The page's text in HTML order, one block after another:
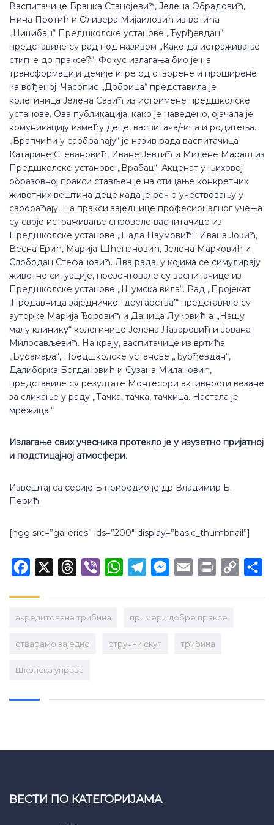
Васпитачице Бранка Станојевић, Јелена Обрадовић,
Нина Протић и Оливера Мијаиловић из вртића
„Цицибан“ Предшколске установе „Ђурђевдан“
представиле су рад под називом „Како да истраживање
стигне до праксе?“. Фокус излагања био је на
трансформацији дечије игре од отворене и проширене
ка вођеној. Часопис „Добрица“ представила је
колегиница Јелена Савић из истоимене предшколске
установе. Ова публикација, како је наведено, ојачала је
комуникацију између деце, васпитача/-ица и родитеља.
„Врапчићи у саобраћају“ је назив рада васпитачица
Катарине Стевановић, Иване Јевтић и Милене Мараш из
Предшколске установе „Врабац“. Акценат у њиховој
образовној пракси стављен је на стицање конкретних
животних вештина деце када је реч о учествовању у
саобраћају. На пракси заједнице професионалног учења
су своје истраживање спровеле васпитачице из
Предшколске установе „Нада Наумовић“: Ивана Јокић,
Весна Ерић, Марија Шћепановић, Јелена Марковић и
Слободан Стефановић. Два рада, у којима се симулирају
животне ситуације, презентовале су васпитачице из
Предшколске установе „Шумска вила“. Рад „Пројекат
,Продавница заједничког другарства’“ представиле су
ауторке Марија Ђоровић и Даница Луковић а „Нашу
малу клинику“ колегинице Јелена Лазаревић и Јована
Милосављевић. На крају, васпитачице из вртића
„Бубамара“, Предшколске установе „Ђурђевдан“,
Далиборка Богдановић и Сузана Милановић,
представиле су резултате Монтесори активности везане
за сликање у раду „Тачка, тачка, тачкица. Настала је
мрежица.“
Излагање свих учесника протекло је у изузетно пријатној
и подстицајној атмосфери.
Извештај са сесије Б приредио је др Владимир Б.
Перић.
[ngg src=”galleries” ids=”200″ display=”basic_thumbnail”]
Facebook Threads
Viber WhatsAppTelegramMessenger
Email Print
Copy
акредитована трибина примери добре праксе
стварамо заједно стручни скуп трибина
Школска управа
ВЕСТИ ПО КАТЕГОРИЈАМА